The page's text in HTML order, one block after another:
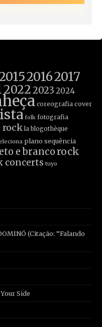
20162017
20222023 2024
coreografia cover
folk fotografia
rockla blogothèque
plano sequência
e branco rock
concerts tuyo
(Citação: “Falando
Side